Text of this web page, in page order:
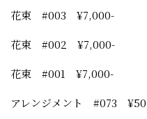
花束 #003 ¥7,000-
花束 #002 ¥7,000-
花束 #001 ¥7,000-
アレンジメント #073